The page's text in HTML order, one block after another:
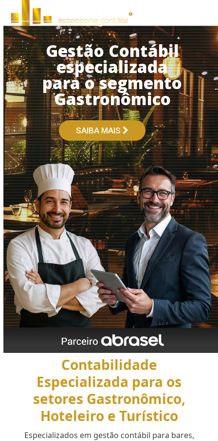
content
Open
mobile
menu
Close
mobile
menu
Gestão Contábil
especializada
para o segmento
Gastronômico
SAIBA MAIS
Contabilidade
Especializada para os
setores Gastronômico,
Hoteleiro e Turístico
Especializados em gestão contábil para bares,